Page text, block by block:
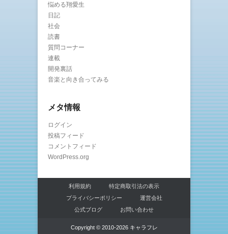
悩める翔愛生
日記
社会
読書
質問コーナー
連載
開発裏話
音楽と向き合ってみる
メタ情報
ログイン
投稿フィード
コメントフィード
WordPress.org
利用規約
特定商取引法の表示
プライバシーポリシー
運営会社
公式ブログ
お問い合わせ
Copyright © 2010-2026 キャラフレ